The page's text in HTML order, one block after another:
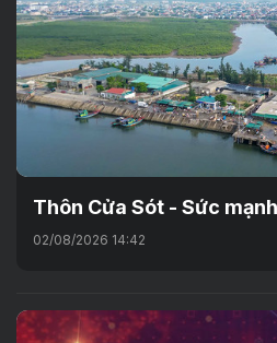
Thôn Cửa Sót - Sức
02/08/2026 14:42